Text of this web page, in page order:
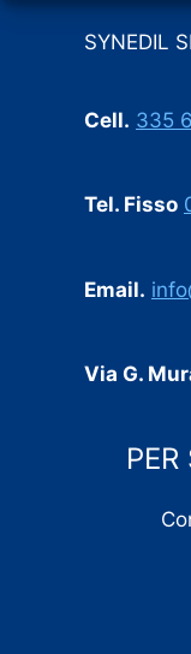
SYNEDIL
Cell. 335
Tel. Fisso
Email.
Via G.
PER